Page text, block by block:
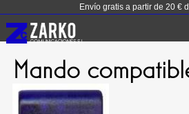
Envío gratis a partir de 20 €
Mando